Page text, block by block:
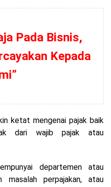
Pada Bisnis,
Kepada
ketat mengenai pajak baik
dari wajib pajak atau
departemen atau
masalah perpajakan, atau